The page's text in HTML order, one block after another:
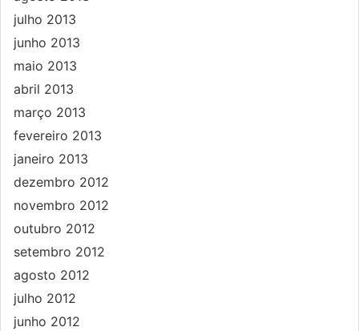
julho 2013
junho 2013
maio 2013
abril 2013
março 2013
fevereiro 2013
janeiro 2013
dezembro 2012
novembro 2012
outubro 2012
setembro 2012
agosto 2012
julho 2012
junho 2012